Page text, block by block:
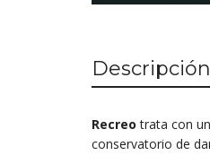
Descripción
Recreotrata con
conservatorio de